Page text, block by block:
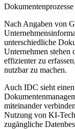
Nach Angaben von
unterschiedliche
Unternehmen stehen
effizienter zu
nutzbar zu machen.
Auch IDC sieht
miteinander
Nutzung von KI-
zugängliche